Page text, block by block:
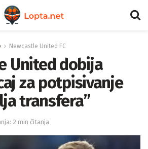
Newcastle United FC
United dobija
za potpisivanje
transfera”
2 min čitanja